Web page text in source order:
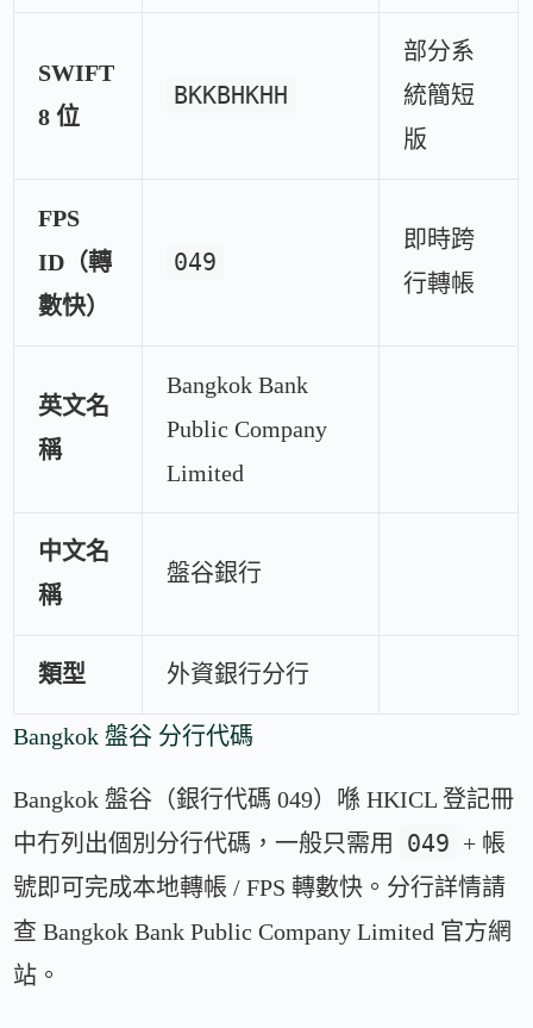
SWIFT
8 位
BKKBHKHH
部分系
統簡短
版
FPS
ID（轉
數快）
049
即時跨
行轉帳
英文名
稱
Bangkok Bank
Public Company
Limited
中文名
稱
盤谷銀行
類型 外資銀行分行
Bangkok 盤谷 分行代碼
Bangkok 盤谷（銀行代碼 049）喺 HKICL 登記冊
中冇列出個別分行代碼，一般只需用
049 + 帳
號即可完成本地轉帳 / FPS 轉數快。分行詳情請
查 Bangkok Bank Public Company Limited 官方網
站。